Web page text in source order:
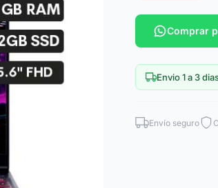
Comprar
Envio 1 a 3
Envío seguro